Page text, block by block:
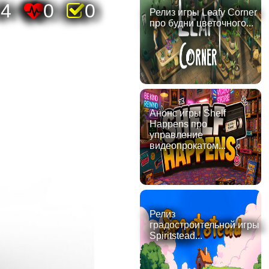
0 0
Релиз игры Leafy Corner
про будни цветочного...
Анонс игры Shelf
Happens про
управление
видеопрокатом...
Релиз
градостроительной игры
Spiritstead...